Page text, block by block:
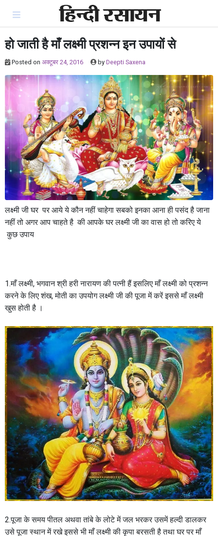
content
हो जाती है माँ लक्ष्मी प्रशन्न इन उपायों से
Posted on अक्टूबर 24, 2016 by Deepti Saxena
लक्ष्मी जी घर पर आये ये कौन नहीं चाहेगा सबको इनका आना ही पसंद है जाना
नहीं तो अगर आप चाहते है की आपके घर लक्ष्मी जी का वास हो तो करिए ये
कुछ उपाय
1.माँ लक्ष्मी, भगवान श्री हरी नारायण की पत्नी हैं इसलिए माँ लक्ष्मी को प्रशन्न
करने के लिए शंख, मोती का उपयोग लक्ष्मी जी की पूजा में करें इससे माँ लक्ष्मी
खुस होती है ।
2.पूजा के समय पीतल अथवा तांबे के लोटे में जल भरकर उसमें हल्दी डालकर
उसे पूजा स्थान में रखे इससे भी माँ लक्ष्मी की कृपा बरसती है तथा घर पर माँ